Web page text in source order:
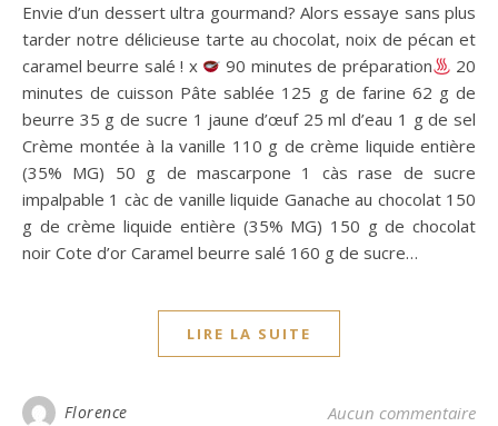
Envie d’un dessert ultra gourmand? Alors essaye sans plus
tarder notre délicieuse tarte au chocolat, noix de pécan et
caramel beurre salé ! x
90 minutes de préparation
20
minutes de cuisson Pâte sablée 125 g de farine 62 g de
beurre 35 g de sucre 1 jaune d’œuf 25 ml d’eau 1 g de sel
Crème montée à la vanille 110 g de crème liquide entière
(35% MG) 50 g de mascarpone 1 càs rase de sucre
impalpable 1 càc de vanille liquide Ganache au chocolat 150
g de crème liquide entière (35% MG) 150 g de chocolat
noir Cote d’or Caramel beurre salé 160 g de sucre…
LIRE LA SUITE
Florence Aucun commentaire